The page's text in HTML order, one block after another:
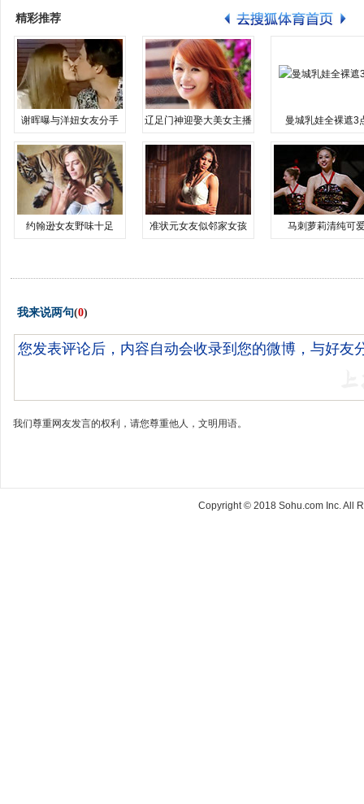
精彩推荐
谢晖曝与洋妞女友分手 辽足门神迎娶大美女主播 曼城乳娃全裸遮3
约翰逊女友野味十足 准状元女友似邻家女孩 马刺萝莉清纯可
我来说两句(0)
我们尊重网友发言的权利，请您尊重他人，文明用语。
Copyright © 2018 Sohu.com Inc. All